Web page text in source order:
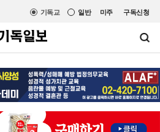
미주 구독신청
일반
기독교